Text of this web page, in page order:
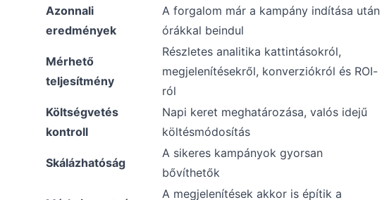
Azonnali
eredmények
A forgalom már a kampány indítása után
órákkal beindul
Mérhető
teljesítmény
Részletes analitika kattintásokról,
megjelenítésekről, konverziókról és ROI-
ról
Költségvetés
kontroll
Napi keret meghatározása, valós idejű
költésmódosítás
Skálázhatóság
A sikeres kampányok gyorsan
bővíthetők
A megjelenítések akkor is építik a